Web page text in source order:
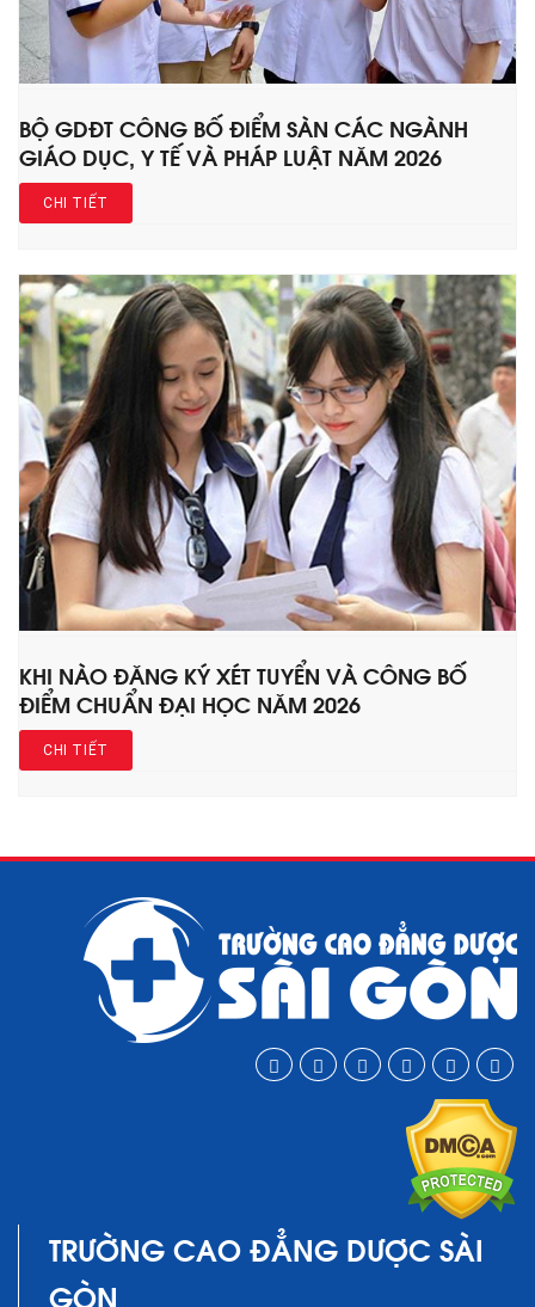
BỘ GDĐT CÔNG BỐ ĐIỂM SÀN CÁC NGÀNH
GIÁO DỤC, Y TẾ VÀ PHÁP LUẬT NĂM 2026
CHI TIẾT
KHI NÀO ĐĂNG KÝ XÉT TUYỂN VÀ CÔNG BỐ
ĐIỂM CHUẨN ĐẠI HỌC NĂM 2026
CHI TIẾT
TRƯỜNG CAO ĐẲNG DƯỢC SÀI
GÒN